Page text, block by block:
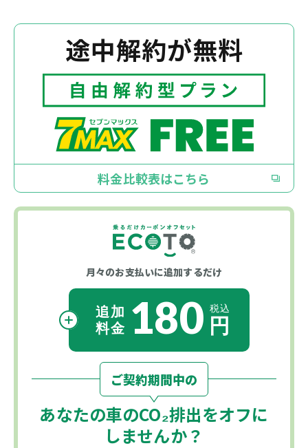
途中解約が無料
料金比較表はこちら
月々のお支払いに追加するだけ
180
ご契約期間中の
あなたの車のCO₂排出をオフに
しませんか？